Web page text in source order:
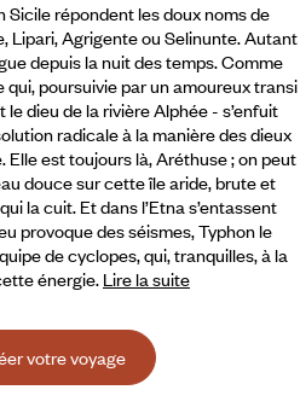
Sicile répondent les doux noms de
Lipari, Agrigente ou Selinunte. Autant
depuis la nuit des temps. Comme
qui, poursuivie par un amoureux transi
dieu de la rivière Alphée - s’enfuit
radicale à la manière des dieux
Elle est toujours là, Aréthuse ; on peut
douce sur cette île aride, brute et
la cuit. Et dans l’Etna s’entassent
provoque des séismes, Typhon le
de cyclopes, qui, tranquilles, à la
énergie. Lire la suite
votre voyage